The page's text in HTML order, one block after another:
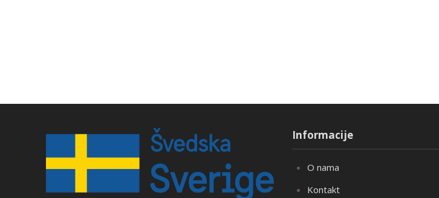
Informacije
O nama
Kontakt